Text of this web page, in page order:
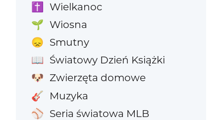
✝️ Wielkanoc
🌱 Wiosna
😞 Smutny
📖 Światowy Dzień Książki
🐶 Zwierzęta domowe
🎸 Muzyka
⚾ Seria światowa MLB